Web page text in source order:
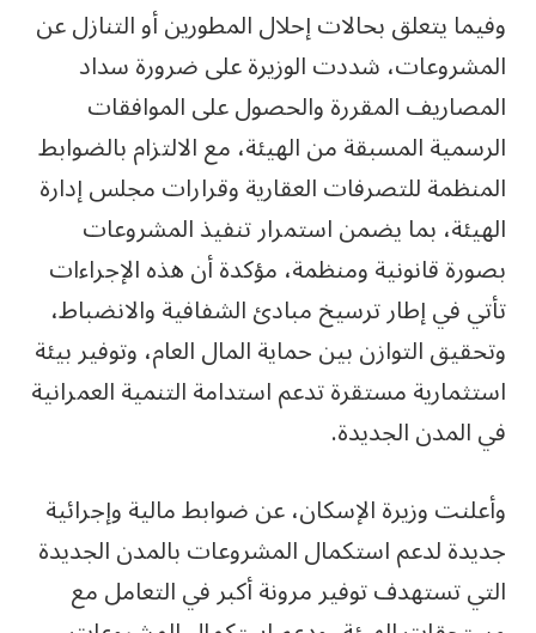
وفيما يتعلق بحالات إحلال المطورين أو التنازل عن
المشروعات، شددت الوزيرة على ضرورة سداد
المصاريف المقررة والحصول على الموافقات
الرسمية المسبقة من الهيئة، مع الالتزام بالضوابط
المنظمة للتصرفات العقارية وقرارات مجلس إدارة
الهيئة، بما يضمن استمرار تنفيذ المشروعات
بصورة قانونية ومنظمة، مؤكدة أن هذه الإجراءات
تأتي في إطار ترسيخ مبادئ الشفافية والانضباط،
وتحقيق التوازن بين حماية المال العام، وتوفير بيئة
استثمارية مستقرة تدعم استدامة التنمية العمرانية
في المدن الجديدة.
وأعلنت وزيرة الإسكان، عن ضوابط مالية وإجرائية
جديدة لدعم استكمال المشروعات بالمدن الجديدة
التي تستهدف توفير مرونة أكبر في التعامل مع